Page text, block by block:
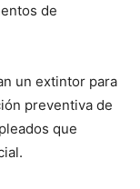
de
un extintor para
preventiva de
que